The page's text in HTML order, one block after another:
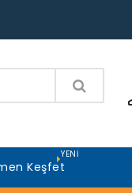
Keşfet
YENI